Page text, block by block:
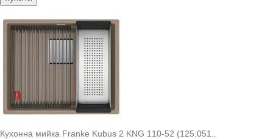
Кухонна мийка Franke Kubus 2 KNG 110-52 (125.051..